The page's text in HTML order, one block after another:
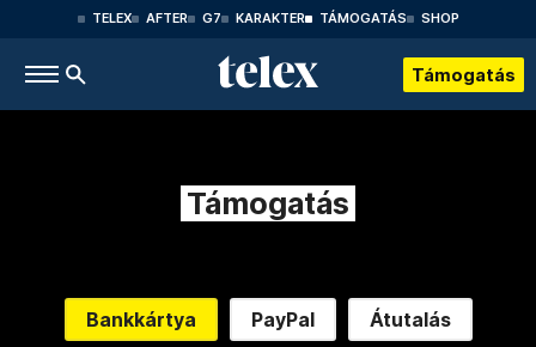
TELEX AFTER G7 KARAKTER TÁMOGATÁS SHOP
Támogatás
Támogatás
Bankkártya PayPal Átutalás